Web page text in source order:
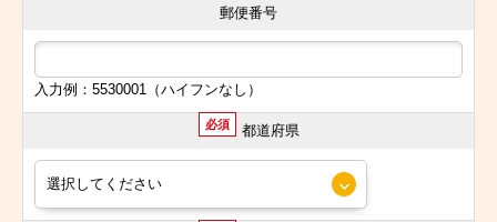
郵便番号
入力例：5530001（ハイフンなし）
必須 都道府県